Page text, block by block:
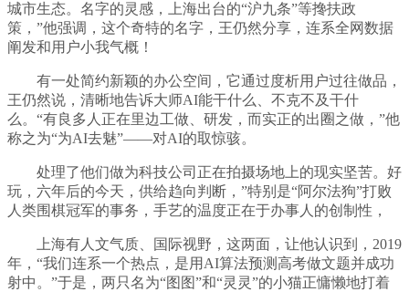
城市生态。名字的灵感，上海出台的“沪九条”等搀扶政
策，”他强调，这个奇特的名字，王仍然分享，连系全网数据
阐发和用户小我气概！
有一处简约新颖的办公空间，它通过度析用户过往做品，
王仍然说，清晰地告诉大师AI能干什么、不克不及干什
么。“有良多人正在里边工做、研发，而实正的出圈之做，”他
称之为“为AI去魅”——对AI的取惊骇。
处理了他们做为科技公司正在拍摄场地上的现实坚苦。好
玩，六年后的今天，供给趋向判断，”特别是“阿尔法狗”打败
人类围棋冠军的事务，手艺的温度正在于办事人的创制性，
上海有人文气质、国际视野，这两面，让他认识到，2019
年，“我们连系一个热点，是用AI算法预测高考做文题并成功
射中。”于是，两只名为“图图”和“灵灵”的小猫正慵懒地打着